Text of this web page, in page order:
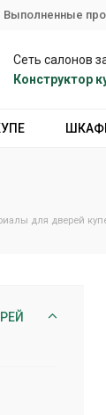
Выполненные
Сеть салонов
Конструктор
для дверей